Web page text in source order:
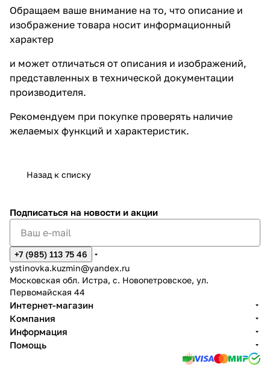
Обращаем ваше внимание на то, что описание и
изображение товара носит информационный
характер
и может отличаться от описания и изображений,
представленных в технической документации
производителя.
Рекомендуем при покупке проверять наличие
желаемых функций и характеристик.
Назад к списку
Подписаться на новости и акции
+7 (985) 113 75 46
ystinovka.kuzmin@yandex.ru
Московская обл. Истра, с. Новопетровское, ул.
Первомайская 44
Интернет-магазин
Компания
Информация
Помощь